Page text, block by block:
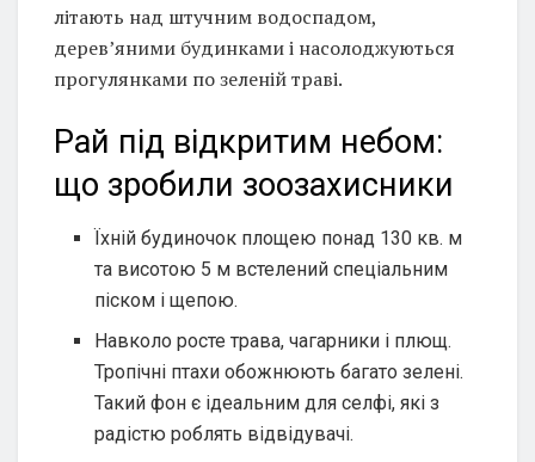
літають над штучним водоспадом,
дерев’яними будинками і насолоджуються
прогулянками по зеленій траві.
Рай під відкритим небом:
що зробили зоозахисники
Їхній будиночок площею понад 130 кв. м
та висотою 5 м встелений спеціальним
піском і щепою.
Навколо росте трава, чагарники і плющ.
Тропічні птахи обожнюють багато зелені.
Такий фон є ідеальним для селфі, які з
радістю роблять відвідувачі.